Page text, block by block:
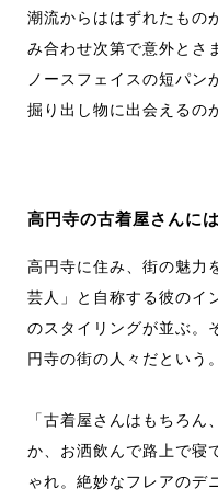
潮流からははずれたもの
み合わせ次第で意外とさ
ノースフェイスの短パ
掘り出し物に出会えるの
高円寺の古着屋さんに
高円寺に住み、街の魅力
芸人」と自称する彼のイ
のスタイリングが並ぶ。
円寺の街の人々だという。
「古着屋さんはもちろ
か、お洒飲んで路上で寝
ゃれ。絶妙なフレアのデ